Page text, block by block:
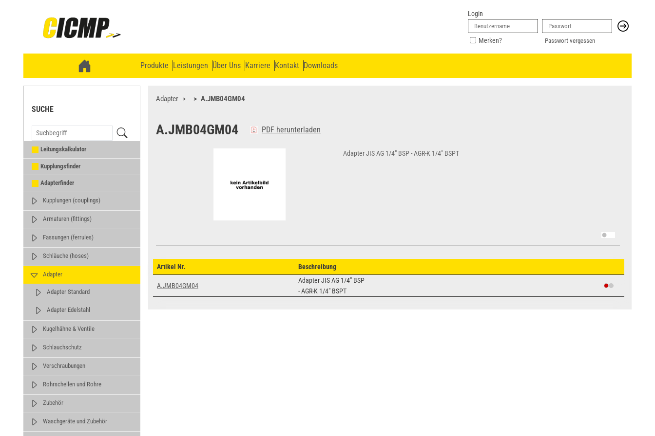
Login
Merken? Passwort vergessen
Produkte Leistungen Über Uns Karriere Kontakt Downloads
SUCHE
Leitungskalkulator
Kupplungsfinder
Adapterfinder
Kupplungen (couplings)
Armaturen (fittings)
Fassungen (ferrules)
Schläuche (hoses)
Adapter
Adapter Standard
Adapter Edelstahl
Kugelhähne & Ventile
Schlauchschutz
Verschraubungen
Rohrschellen und Rohre
Zubehör
Waschgeräte und Zubehör
Adapter A.JMB04GM04
A.JMB04GM04 PDF herunterladen
Adapter JIS AG 1/4" BSP - AGR-K 1/4" BSPT
Artikel Nr. Beschreibung
A.JMB04GM04
Adapter JIS AG 1/4" BSP
- AGR-K 1/4" BSPT